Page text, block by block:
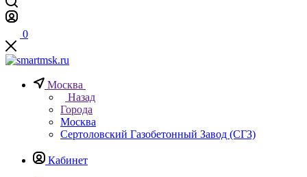
0
Москва
Назад
Города
Москва
Сертоловский Газобетонный Завод (СГЗ)
Кабинет